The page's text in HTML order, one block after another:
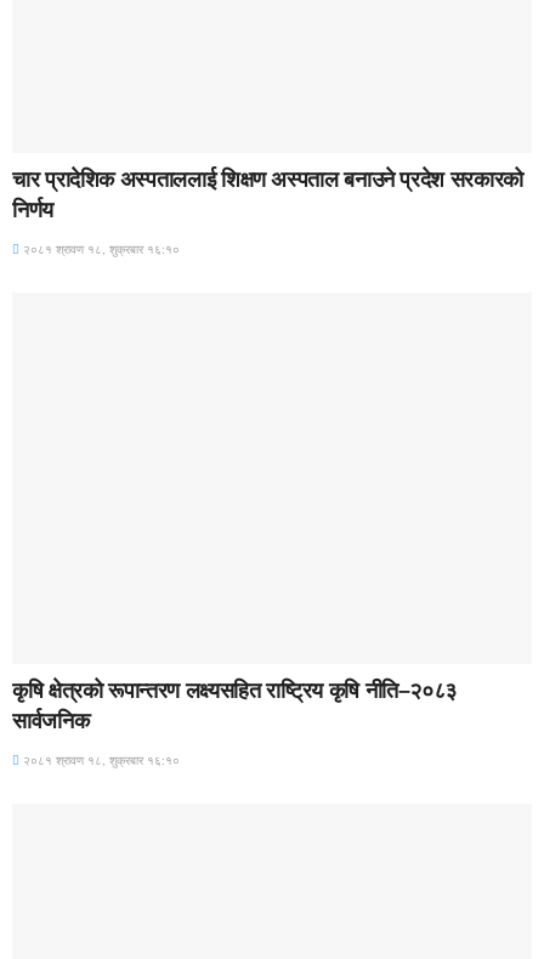
चार प्रादेशिक अस्पताललाई शिक्षण अस्पताल बनाउने प्रदेश सरकारको
निर्णय
२०८१ श्रावण १८, शुक्रबार १६:१०
कृषि क्षेत्रको रूपान्तरण लक्ष्यसहित राष्ट्रिय कृषि नीति–२०८३
सार्वजनिक
२०८१ श्रावण १८, शुक्रबार १६:१०